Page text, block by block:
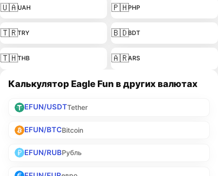
🇺🇦UAH 🇵🇭PHP
🇹🇷TRY 🇧🇩BDT
🇹🇭THB 🇦🇷ARS
Калькулятор Eagle Fun в других валютах
EFUN/USDTTether
EFUN/BTCBitcoin
EFUN/RUBРубль